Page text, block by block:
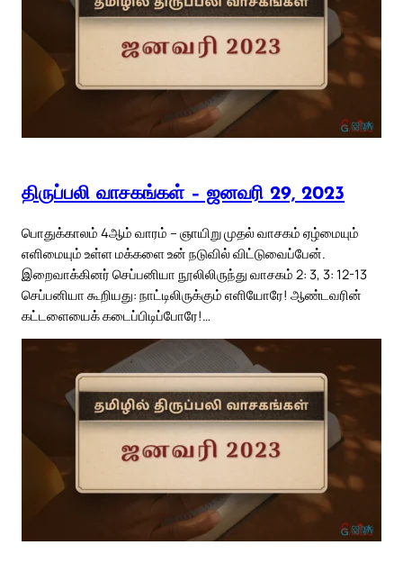
திருப்பலி வாசகங்கள் – ஜனவரி 29, 2023
பொதுக்காலம் 4ஆம் வாரம் – ஞாயிறு முதல் வாசகம் ஏழ்மையும்
எளிமையும் உள்ள மக்களை உன் நடுவில் விட்டுவைப்பேன்.
இறைவாக்கினர் செப்பனியா நூலிலிருந்து வாசகம் 2: 3, 3: 12-13
செப்பனியா கூறியது: நாட்டிலிருக்கும் எளியோரே! ஆண்டவரின்
கட்டளையைக் கடைப்பிடிப்போரே!…